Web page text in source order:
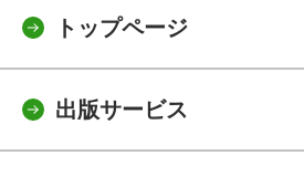
トップページ
出版サービス